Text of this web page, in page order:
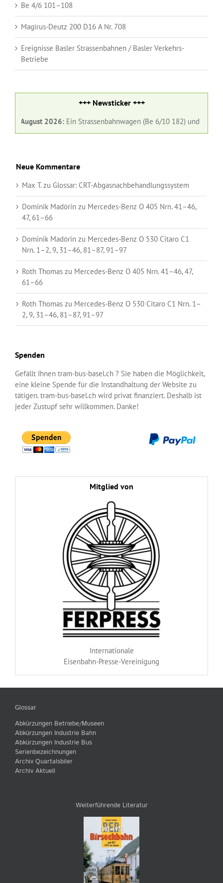
Be 4/6 101–108
Magirus-Deutz 200 D16 A Nr. 708
Ereignisse Basler Strassenbahnen / Basler Verkehrs-
Betriebe
+++ Newsticker +++
1. August 2026:Ein Strassenbahnwagen (Be 6/10 182) und ein
Neue Kommentare
Max T.zu Glossar: CRT-Abgasnachbehandlungssystem
Dominik Madörin zu Mercedes-Benz O 405 Nrn. 41–46,
47, 61–66
Dominik Madörin zu Mercedes-Benz O 530 Citaro C1
Nrn. 1–2, 9, 31–46, 81–87, 91–97
Roth Thomas zu Mercedes-Benz O 405 Nrn. 41–46, 47,
61–66
Roth Thomas zu Mercedes-Benz O 530 Citaro C1 Nrn. 1–
2, 9, 31–46, 81–87, 91–97
Spenden
Gefällt Ihnen tram-bus-basel.ch ? Sie haben die Möglichkeit,
eine kleine Spende für die Instandhaltung der Website zu
tätigen. tram-bus-basel.ch wird privat finanziert. Deshalb ist
jeder Zustupf sehr willkommen. Danke!
Mitglied von
Internationale
Eisenbahn-Presse-Vereinigung
Glossar
Abkürzungen Betriebe/Museen
Abkürzungen Industrie Bahn
Abkürzungen Industrie Bus
Serienbezeichnungen
Archiv Quartalsbiler
Archiv Aktuell
Weiterführende Literatur